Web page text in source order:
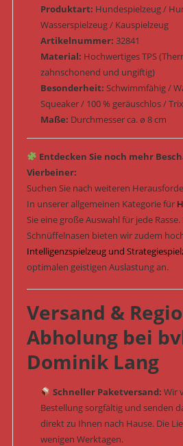
Produktart: Hundespielzeug /
Wasserspielzeug / Kauspielzeug
Artikelnummer: 32841
Material: Hochwertiges TPS
zahnschonend und ungiftig)
Besonderheit: Schwimmfähig /
Squeaker / 100 % geräuschlos /
Maße: Durchmesser ca. ø 8 cm
Entdecken Sie noch mehr
Vierbeiner:
Suchen Sie nach weiteren
In unserer allgemeinen Kategorie für
Sie eine große Auswahl für jede
Schnüffelnasen bieten wir zudem
Intelligenzspielzeug und
optimalen geistigen Auslastung an.
Versand &
Abholung bei
Dominik Lang
Schneller Paketversand: Wir
Bestellung sorgfältig und senden
direkt zu Ihnen nach Hause. Die
wenigen Werktagen.